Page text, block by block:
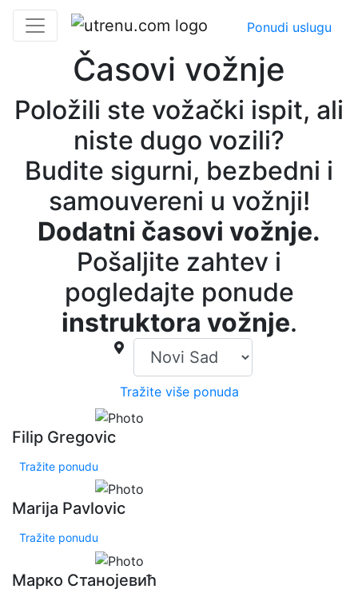
Ponudi uslugu
Časovi vožnje
Položili ste vožački ispit, ali
niste dugo vozili?
Budite sigurni, bezbedni i
samouvereni u vožnji!
Dodatni časovi vožnje.
Pošaljite zahtev i
pogledajte ponude
instruktora vožnje.
Tražite više ponuda
Filip Gregovic
Tražite ponudu
Marija Pavlovic
Tražite ponudu
Марко Станојевић